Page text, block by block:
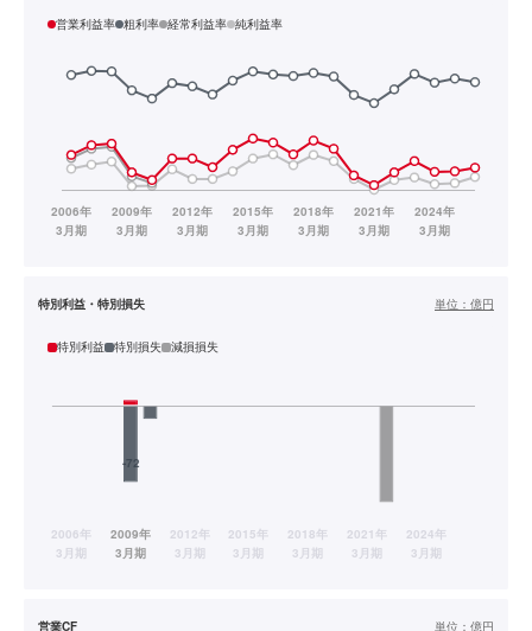
営業利益率 粗利率 経常利益率 純利益率
特別利益・特別損失 単位： 億円
特別利益 特別損失 減損損失
営業CF 単位： 億円